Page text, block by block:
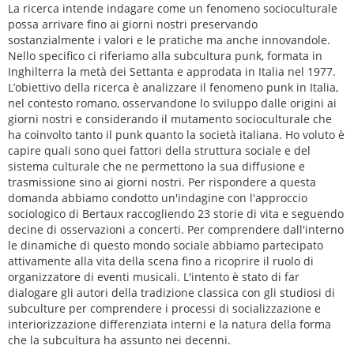
La ricerca intende indagare come un fenomeno socioculturale
possa arrivare fino ai giorni nostri preservando
sostanzialmente i valori e le pratiche ma anche innovandole.
Nello specifico ci riferiamo alla subcultura punk, formata in
Inghilterra la metà dei Settanta e approdata in Italia nel 1977.
L’obiettivo della ricerca è analizzare il fenomeno punk in Italia,
nel contesto romano, osservandone lo sviluppo dalle origini ai
giorni nostri e considerando il mutamento socioculturale che
ha coinvolto tanto il punk quanto la società italiana. Ho voluto è
capire quali sono quei fattori della struttura sociale e del
sistema culturale che ne permettono la sua diffusione e
trasmissione sino ai giorni nostri. Per rispondere a questa
domanda abbiamo condotto un'indagine con l'approccio
sociologico di Bertaux raccogliendo 23 storie di vita e seguendo
decine di osservazioni a concerti. Per comprendere dall'interno
le dinamiche di questo mondo sociale abbiamo partecipato
attivamente alla vita della scena fino a ricoprire il ruolo di
organizzatore di eventi musicali. L'intento è stato di far
dialogare gli autori della tradizione classica con gli studiosi di
subculture per comprendere i processi di socializzazione e
interiorizzazione differenziata interni e la natura della forma
che la subcultura ha assunto nei decenni.